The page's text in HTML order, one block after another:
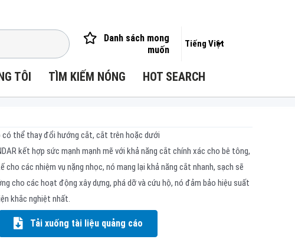
Danh sách mong
muốn
Tiếng Việt
TÔI TÌM KIẾM NÓNG HOT SEARCH
có thể thay đổi hướng cắt, cắt trên hoặc dưới
kết hợp sức mạnh mạnh mẽ với khả năng cắt chính xác cho bê tông,
các nhiệm vụ nặng nhọc, nó mang lại khả năng cắt nhanh, sạch sẽ
cho các hoạt động xây dựng, phá dỡ và cứu hộ, nó đảm bảo hiệu suất
khắc nghiệt nhất.
Tải xuống tài liệu quảng cáo